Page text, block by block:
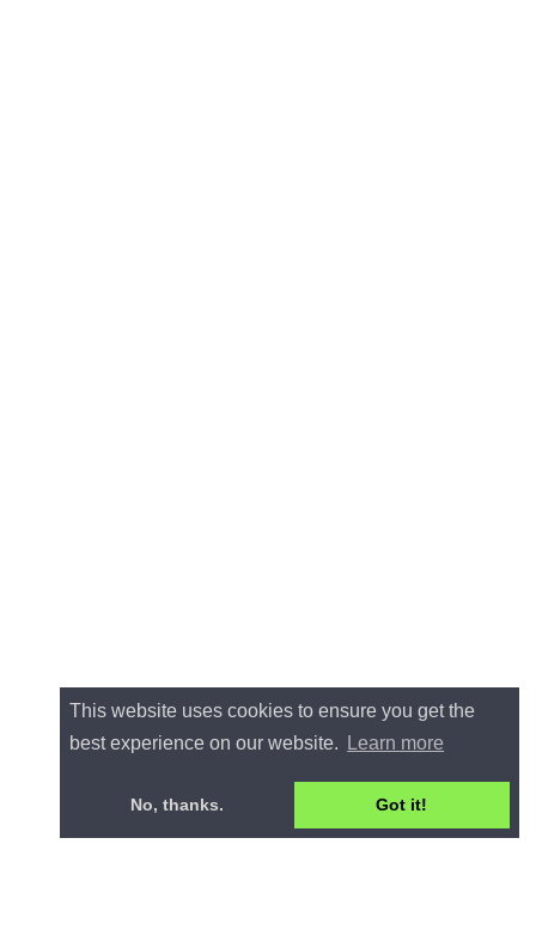
This website uses cookies to ensure you get the
best experience on our website.
Learn more
No, thanks. Got it!